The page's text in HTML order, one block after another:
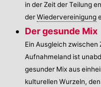
in der Zeit der Teilung
derWiedervereinigung
Der gesunde Mix
Ein Ausgleich zwischen
Aufnahmeland ist
gesunder Mix aus
kulturellen Wurzeln,